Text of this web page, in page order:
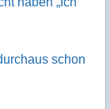
schon